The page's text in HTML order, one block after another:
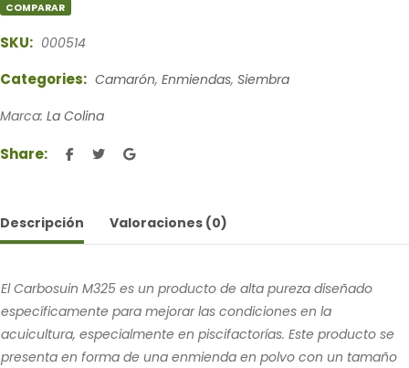
COMPARAR
SKU: 000514
Categories: Camarón, Enmiendas, Siembra
Marca: La Colina
Share:
Descripción Valoraciones (0)
El Carbosuin M325 es un producto de alta pureza diseñado
específicamente para mejorar las condiciones en la
acuicultura, especialmente en piscifactorías. Este producto se
presenta en forma de una enmienda en polvo con un tamaño